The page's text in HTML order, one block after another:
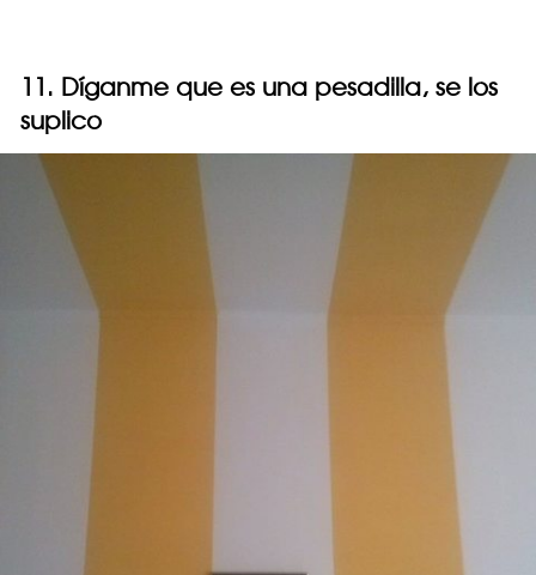
11. Díganme que es una pesadilla, se los
suplico